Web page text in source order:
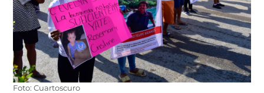
Foto: Cuartoscuro